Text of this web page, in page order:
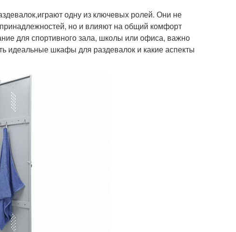
одну из ключевых ролей. Они не
но и влияют на общий комфорт
для спортивного зала, школы или офиса, важно
идеальные шкафы для раздевалок и какие аспекты